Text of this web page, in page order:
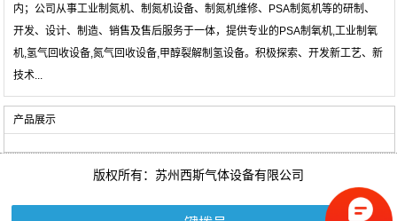
内；公司从事工业制氮机、制氮机设备、制氮机维修、PSA制氮机等的研制、
开发、设计、制造、销售及售后服务于一体，提供专业的PSA制氧机,工业制氧
机,氢气回收设备,氮气回收设备,甲醇裂解制氢设备。积极探索、开发新工艺、新
技术...
产品展示
版权所有：苏州西斯气体设备有限公司